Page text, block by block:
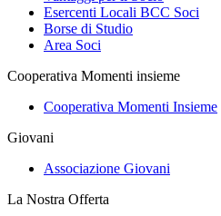
Esercenti Locali BCC Soci
Borse di Studio
Area Soci
Cooperativa Momenti insieme
Cooperativa Momenti Insieme
Giovani
Associazione Giovani
La Nostra Offerta